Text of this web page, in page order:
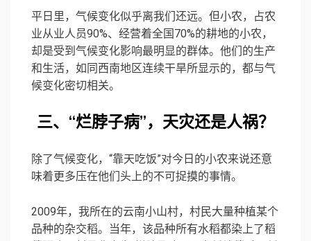
平日里，气候变化似乎离我们还远。但小农，占农
业从业人员90%、经营着全国70%的耕地的小农，
却是受到气候变化影响最明显的群体。他们的生产
和生活，如同西南地区连续干旱所显示的，都与气
候变化密切相关。
三、“烂脖子病”，天灾还是人祸？
除了气候变化，“靠天吃饭”对今日的小农来说还意
味着更多压在他们头上的不可捉摸的事情。
2009年，我所在的云南小山村，村民大量种植某个
品种的杂交稻。当年，该品种所有水稻都染上了稻